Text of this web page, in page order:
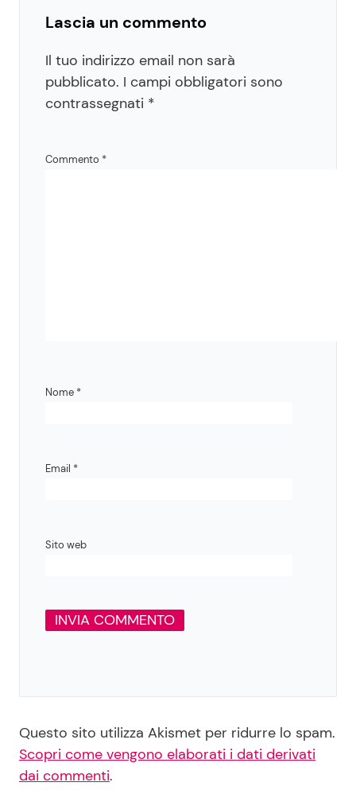
Lascia un commento
Il tuo indirizzo email non sarà
pubblicato. I campi obbligatori sono
contrassegnati *
Commento *
Nome *
Email *
Sito web
Questo sito utilizza Akismet per ridurre lo spam.
Scopri come vengono elaborati i dati derivati
dai commenti.